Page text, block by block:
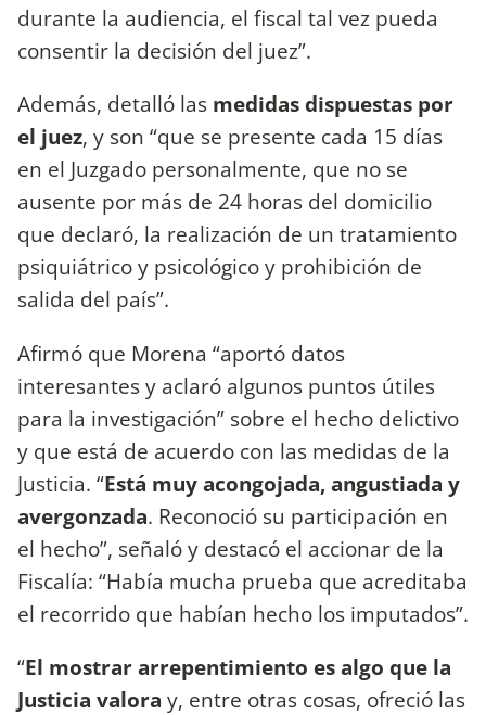
durante la audiencia, el fiscal tal vez pueda
consentir la decisión del juez”.
Además, detalló las medidas dispuestas por
el juez, y son “que se presente cada 15 días
en el Juzgado personalmente, que no se
ausente por más de 24 horas del domicilio
que declaró, la realización de un tratamiento
psiquiátrico y psicológico y prohibición de
salida del país”.
Afirmó que Morena “aportó datos
interesantes y aclaró algunos puntos útiles
para la investigación” sobre el hecho delictivo
y que está de acuerdo con las medidas de la
Justicia. “Está muy acongojada, angustiada y
avergonzada. Reconoció su participación en
el hecho”, señaló y destacó el accionar de la
Fiscalía: “Había mucha prueba que acreditaba
el recorrido que habían hecho los imputados”.
“El mostrar arrepentimiento es algo que la
Justicia valora y, entre otras cosas, ofreció las